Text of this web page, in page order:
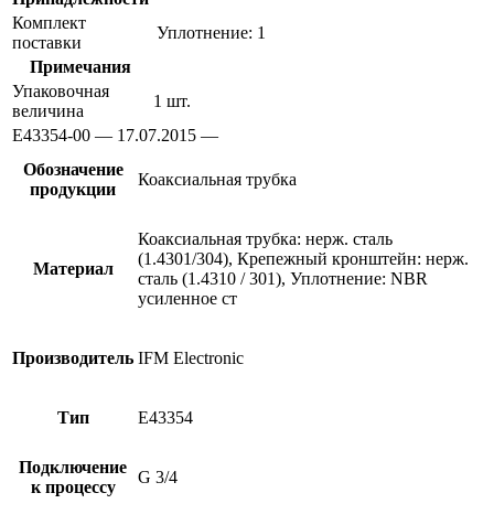
Комплект
поставки
Уплотнение: 1
Примечания
Упаковочная
величина
1 шт.
E43354-00 — 17.07.2015 —
Обозначение
продукции
Коаксиальная трубка
Материал
Коаксиальная трубка: нерж. сталь
(1.4301/304), Крепежный кронштейн: нерж.
сталь (1.4310 / 301), Уплотнение: NBR
усиленное ст
Производитель IFM Electronic
Тип E43354
Подключение
к процессу
G 3/4